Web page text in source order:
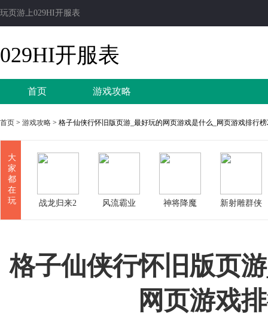
玩页游上029HI开服表
029HI开服表
首页 游戏攻略
首页 > 游戏攻略 > 格子仙侠行怀旧版页游_最好玩的网页游戏是什么_网页游戏排行榜
大
家
都
在
玩
战龙归来2 风流霸业 神将降魔
新射雕群侠
格子仙侠行怀旧版页
网页游戏